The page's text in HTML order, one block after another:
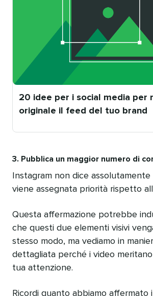
20 idee per i social media per
originale il feed del tuo brand
Pubblicato
3. Pubblica un maggior numero di
Instagram non dice assolutamente
viene assegnata priorità rispetto
Questa affermazione potrebbe
che questi due elementi visivi
stesso modo, ma vediamo in
dettagliata perché i video
tua attenzione.
Ricordi quanto abbiamo affermato